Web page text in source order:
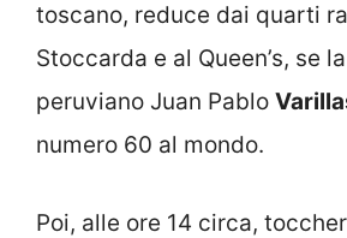
toscano, reduce dai quarti
Stoccarda e al Queen’s, se
peruviano Juan Pablo
numero 60 al mondo.
Poi, alle ore 14 circa,